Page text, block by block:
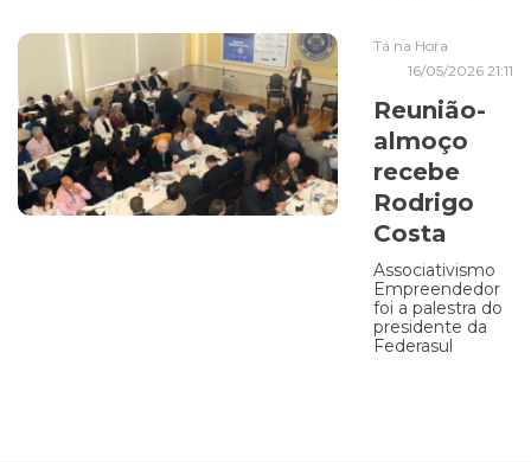
Tá na Hora
16/05/2026 21:11
Reunião-
almoço
recebe
Rodrigo
Costa
Associativismo
Empreendedor
foi a palestra do
presidente da
Federasul